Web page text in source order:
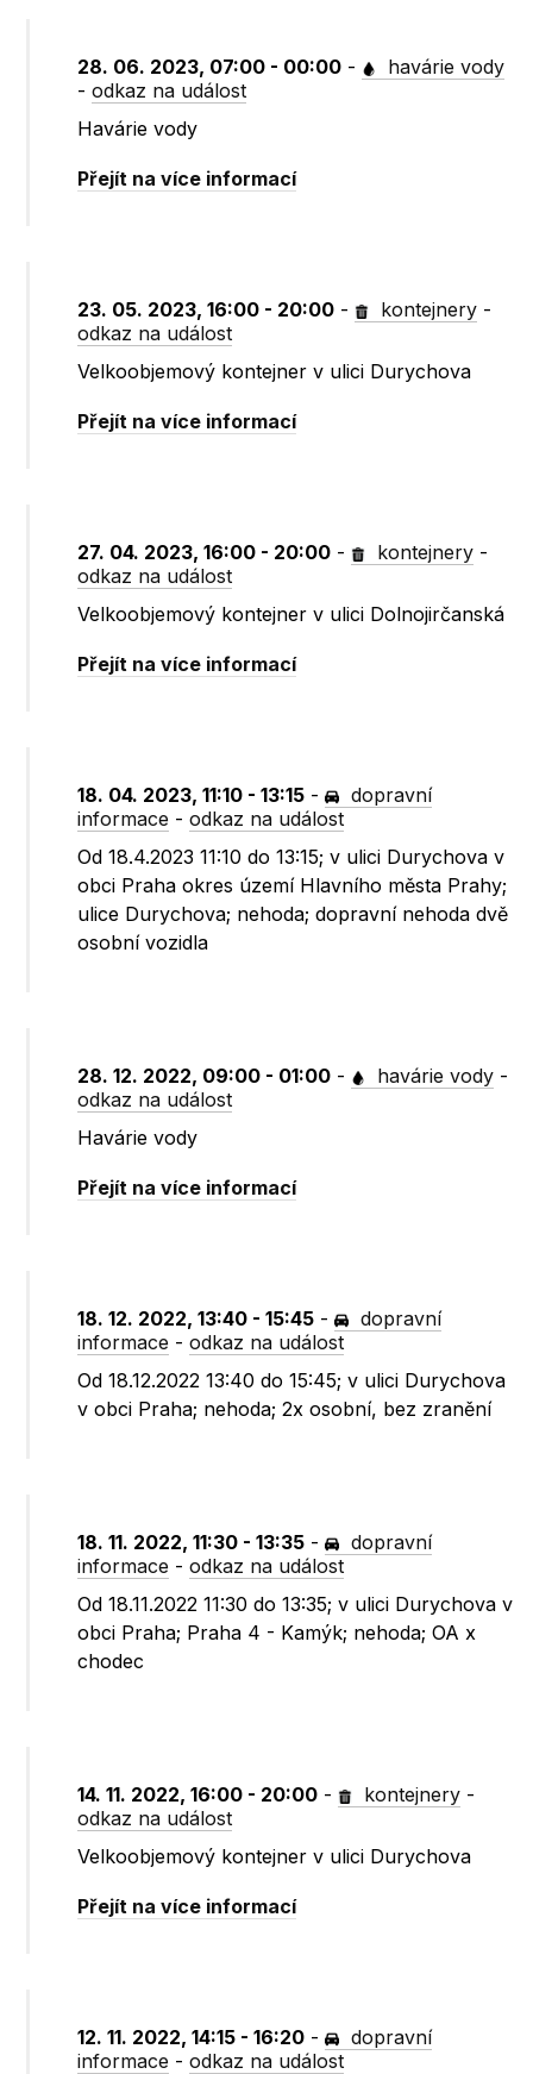
28. 06. 2023, 07:00 - 00:00 -
havárie vody
-odkaz na událost
Havárie vody
Přejít na více informací
23. 05. 2023, 16:00 - 20:00 - kontejnery -
odkaz na událost
Velkoobjemový kontejner v ulici Durychova
Přejít na více informací
27. 04. 2023, 16:00 - 20:00 - kontejnery -
odkaz na událost
Velkoobjemový kontejner v ulici Dolnojirčanská
Přejít na více informací
18. 04. 2023, 11:10 - 13:15 -
dopravní
informace -odkaz na událost
Od 18.4.2023 11:10 do 13:15; v ulici Durychova v
obci Praha okres území Hlavního města Prahy;
ulice Durychova; nehoda; dopravní nehoda dvě
osobní vozidla
28. 12. 2022, 09:00 - 01:00 - havárie vody -
odkaz na událost
Havárie vody
Přejít na více informací
18. 12. 2022, 13:40 - 15:45 -
dopravní
informace -odkaz na událost
Od 18.12.2022 13:40 do 15:45; v ulici Durychova
v obci Praha; nehoda; 2x osobní, bez zranění
18. 11. 2022, 11:30 - 13:35 -
dopravní
informace -odkaz na událost
Od 18.11.2022 11:30 do 13:35; v ulici Durychova v
obci Praha; Praha 4 - Kamýk; nehoda; OA x
chodec
14. 11. 2022, 16:00 - 20:00 - kontejnery -
odkaz na událost
Velkoobjemový kontejner v ulici Durychova
Přejít na více informací
12. 11. 2022, 14:15 - 16:20 -
dopravní
informace -odkaz na událost